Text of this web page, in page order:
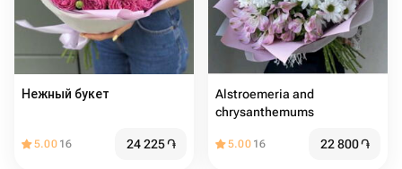
Нежный букет
5.00 16 24 225֏
Alstroemeria and
chrysanthemums
5.00 16 22 800֏